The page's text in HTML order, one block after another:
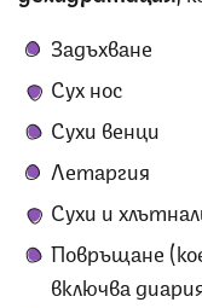
Задъхване
Сух нос
Сухи венци
Летаргия
Сухи и
Повръщане
включва